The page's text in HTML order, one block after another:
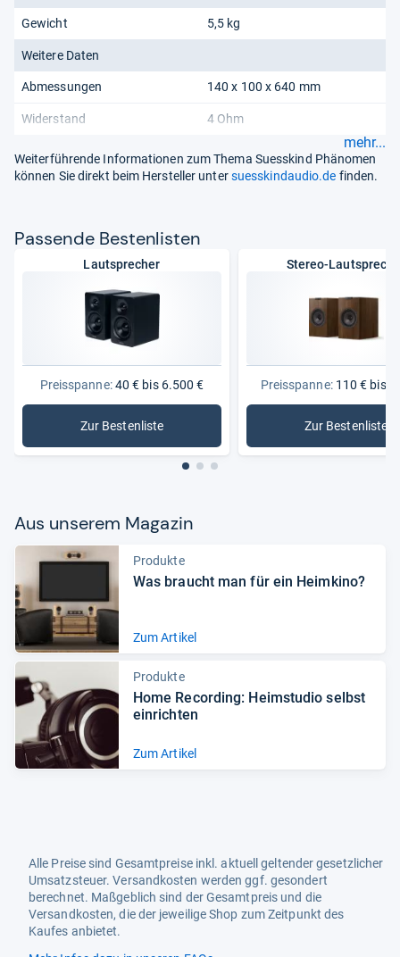
Gewicht 5,5 kg
Weitere Daten
Abmessungen 140 x 100 x 640 mm
Widerstand 4 Ohm
mehr...
Weiterführende Informationen zum Thema Suesskind Phänomen
können Sie direkt beim Hersteller untersuesskindaudio.de finden.
Pas­sende Bes­ten­lis­ten
Lautsprecher
Preisspanne:40 € bis 6.500 €
Zur Bestenliste
: Lautsprecher
Stereo-
Preisspanne:110 € bis
Zur Bestenliste
: Stereo-
Aus unse­rem Maga­zin
Produkte
Was braucht man für ein Heim­kino?
Zum Artikel
Produkte
Home Recor­ding: Heim­stu­dio selbst
ein­rich­ten
Zum Artikel
Alle Preise sind Gesamtpreise inkl. aktuell geltender gesetzlicher
Umsatzsteuer. Versandkosten werden ggf. gesondert
berechnet. Maßgeblich sind der Gesamtpreis und die
Versandkosten, die der jeweilige Shop zum Zeitpunkt des
Kaufes anbietet.